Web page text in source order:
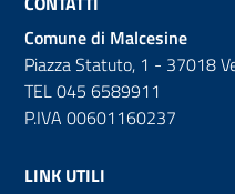
Comune di Malcesine
Piazza Statuto, 1 - 37018
TEL 045 6589911
P.IVA 00601160237
LINK UTILI